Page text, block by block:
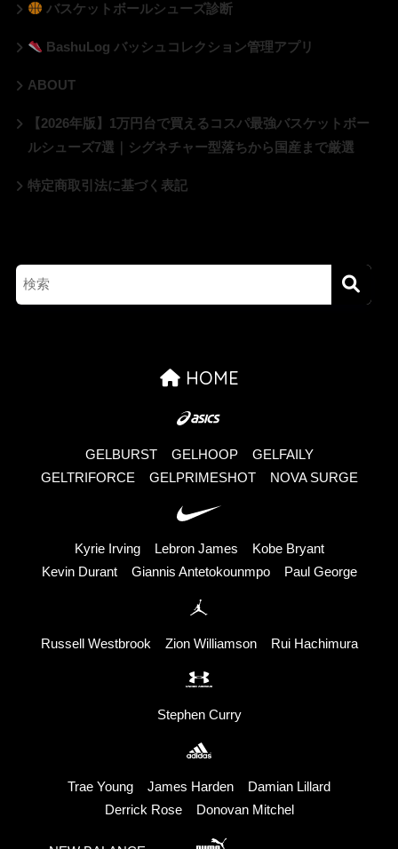
バスケットボールシューズ診断
BashuLog バッシュコレクション管理アプリ
ABOUT
【2026年版】1万円台で買えるコスパ最強バスケットボー
ルシューズ7選｜シグネチャー型落ちから国産まで厳選
特定商取引法に基づく表記
HOME
GELBURST GELHOOP
GELFAILY
GELTRIFORCE
GELPRIMESHOT NOVA SURGE
Kyrie Irving Lebron James
Kobe Bryant
Kevin Durant
Giannis Antetokounmpo Paul George
Russell Westbrook Zion Williamson Rui Hachimura
Stephen Curry
Trae Young James Harden
Damian Lillard
Derrick Rose
Donovan Mitchel